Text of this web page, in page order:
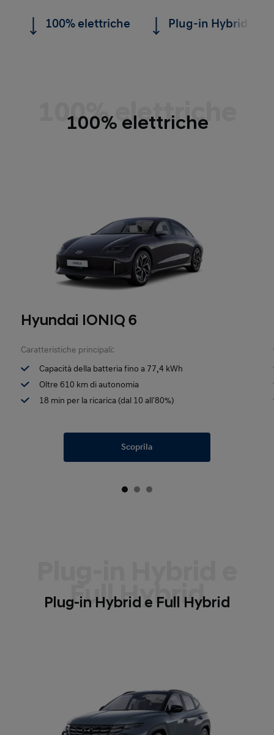
100% elettriche Plug-in Hybrid e
100% elettriche
100% elettriche
Hyundai IONIQ 6
Caratteristiche principali:
Capacità della batteria fino a 77,4 kWh
Oltre 610 km di autonomia
18 min per la ricarica (dal 10 all'80%)
Scoprila
Full Hybrid
Plug-in Hybrid e Full Hybrid